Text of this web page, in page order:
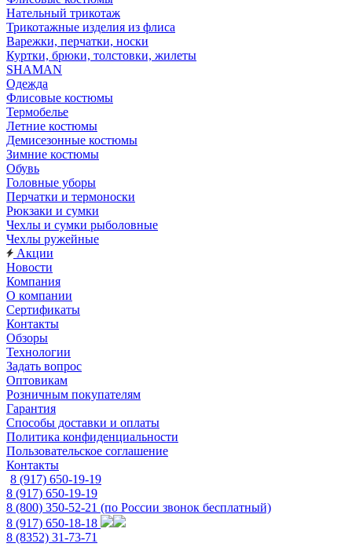
Нательный трикотаж
Трикотажные изделия из флиса
Варежки, перчатки, носки
Куртки, брюки, толстовки, жилеты
SHAMAN
Одежда
Флисовые костюмы
Термобелье
Летние костюмы
Демисезонные костюмы
Зимние костюмы
Обувь
Головные уборы
Перчатки и термоноски
Рюкзаки и сумки
Чехлы и сумки рыболовные
Чехлы ружейные
Акции
Новости
Компания
О компании
Сертификаты
Контакты
Обзоры
Технологии
Задать вопрос
Оптовикам
Розничным покупателям
Гарантия
Способы доставки и оплаты
Политика конфиденциальности
Пользовательское соглашение
Контакты
8 (917) 650-19-19
8 (917) 650-19-19
8 (800) 350-52-21 (по России звонок бесплатный)
8 (917) 650-18-18
8 (8352) 31-73-71